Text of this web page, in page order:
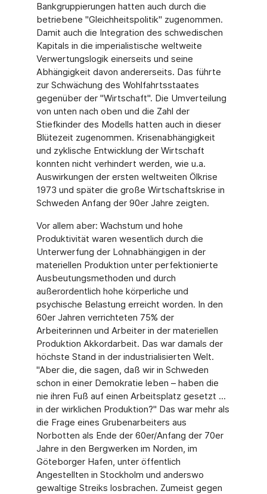
Bankgruppierungen hatten auch durch die
betriebene "Gleichheitspolitik" zugenommen.
Damit auch die Integration des schwedischen
Kapitals in die imperialistische weltweite
Verwertungslogik einerseits und seine
Abhängigkeit davon andererseits. Das führte
zur Schwächung des Wohlfahrtsstaates
gegenüber der "Wirtschaft". Die Umverteilung
von unten nach oben und die Zahl der
Stiefkinder des Modells hatten auch in dieser
Blütezeit zugenommen. Krisenabhängigkeit
und zyklische Entwicklung der Wirtschaft
konnten nicht verhindert werden, wie u.a.
Auswirkungen der ersten weltweiten Ölkrise
1973 und später die große Wirtschaftskrise in
Schweden Anfang der 90er Jahre zeigten.
Vor allem aber: Wachstum und hohe
Produktivität waren wesentlich durch die
Unterwerfung der Lohnabhängigen in der
materiellen Produktion unter perfektionierte
Ausbeutungsmethoden und durch
außerordentlich hohe körperliche und
psychische Belastung erreicht worden. In den
60er Jahren verrichteten 75% der
Arbeiterinnen und Arbeiter in der materiellen
Produktion Akkordarbeit. Das war damals der
höchste Stand in der industrialisierten Welt.
"Aber die, die sagen, daß wir in Schweden
schon in einer Demokratie leben – haben die
nie ihren Fuß auf einen Arbeitsplatz gesetzt ...
in der wirklichen Produktion?" Das war mehr als
die Frage eines Grubenarbeiters aus
Norbotten als Ende der 60er/Anfang der 70er
Jahre in den Bergwerken im Norden, im
Göteborger Hafen, unter öffentlich
Angestellten in Stockholm und anderswo
gewaltige Streiks losbrachen. Zumeist gegen